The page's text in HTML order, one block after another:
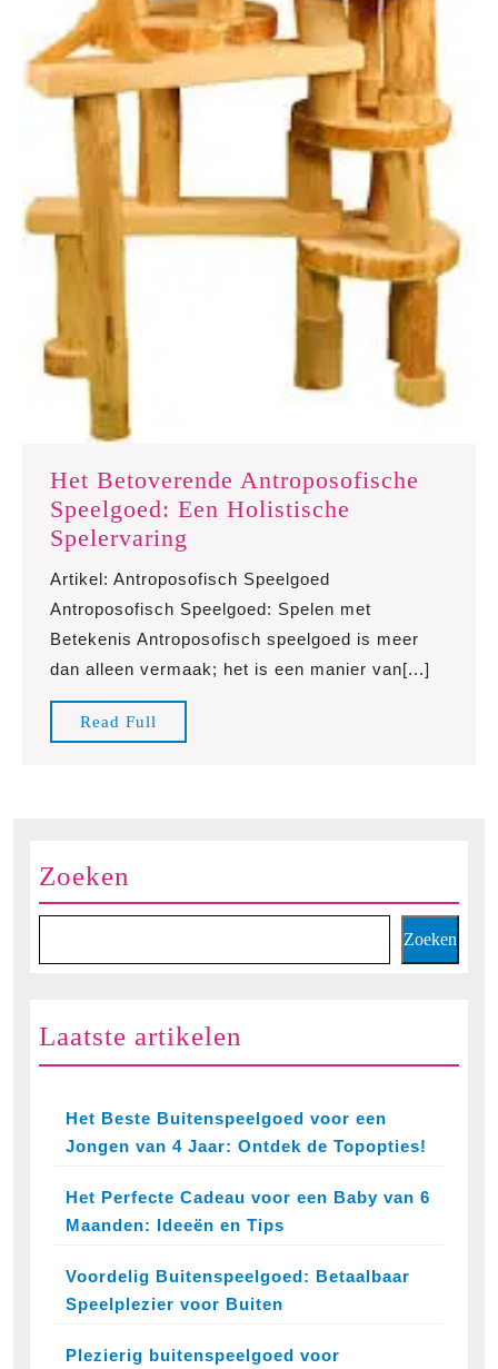
Het Betoverende Antroposofische
Speelgoed: Een Holistische
Spelervaring
Antroposofische
Speelgoed:
Een
Holistische
Artikel: Antroposofisch Speelgoed
Antroposofisch Speelgoed: Spelen met
Betekenis Antroposofisch speelgoed is meer
dan alleen vermaak; het is een manier van[...]
Read Full
Full
Zoeken
Zoeken
Laatste artikelen
Het Beste Buitenspeelgoed voor een
Jongen van 4 Jaar: Ontdek de Topopties!
Het Perfecte Cadeau voor een Baby van 6
Maanden: Ideeën en Tips
Voordelig Buitenspeelgoed: Betaalbaar
Speelplezier voor Buiten
Plezierig buitenspeelgoed voor